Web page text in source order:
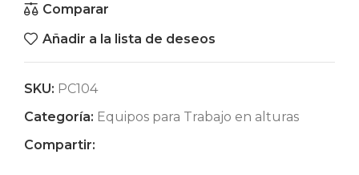
Comparar
Añadir a la lista de deseos
SKU: PC104
Categoría: Equipos para Trabajo en alturas
Compartir: